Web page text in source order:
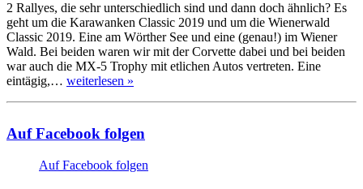
2 Rallyes, die sehr unterschiedlich sind und dann doch ähnlich? Es
geht um die Karawanken Classic 2019 und um die Wienerwald
Classic 2019. Eine am Wörther See und eine (genau!) im Wiener
Wald. Bei beiden waren wir mit der Corvette dabei und bei beiden
war auch die MX-5 Trophy mit etlichen Autos vertreten. Eine
eintägig,… weiterlesen »
Auf Facebook folgen
Auf Facebook folgen